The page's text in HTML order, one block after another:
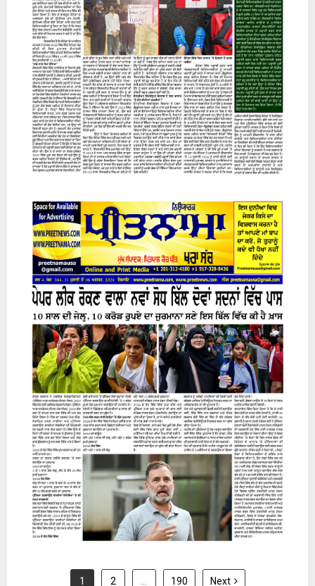
07 August 2026
31 July 2026
1 2 … 190 Next